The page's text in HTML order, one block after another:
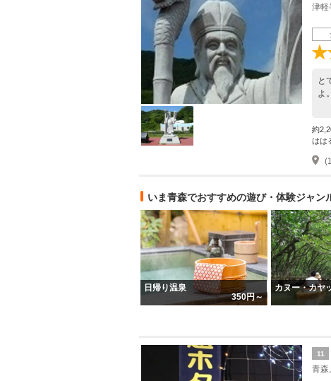
津軽
と
よ
約
はは
いま青森でおすすめの遊び・体験ジャン
日帰り温泉
350円～
カヌー・カヤ
11
青森